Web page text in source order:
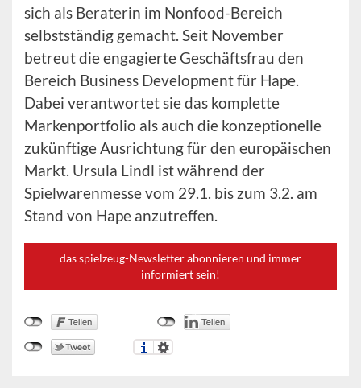
sich als Beraterin im Nonfood-Bereich
selbstständig gemacht. Seit November
betreut die engagierte Geschäftsfrau den
Bereich Business Development für Hape.
Dabei verantwortet sie das komplette
Markenportfolio als auch die konzeptionelle
zukünftige Ausrichtung für den europäischen
Markt. Ursula Lindl ist während der
Spielwarenmesse vom 29.1. bis zum 3.2. am
Stand von Hape anzutreffen.
das spielzeug-Newsletter abonnieren und immer
informiert sein!